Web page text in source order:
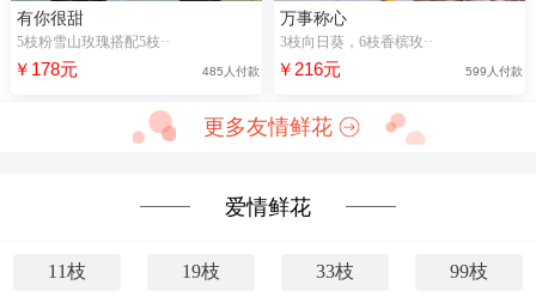
有你很甜
5枝粉雪山玫瑰搭配5枝··
￥178元 485人付款
万事称心
3枝向日葵，6枝香槟玫··
￥216元 599人付款
更多友情鲜花
爱情鲜花
11枝 19枝 33枝 99枝